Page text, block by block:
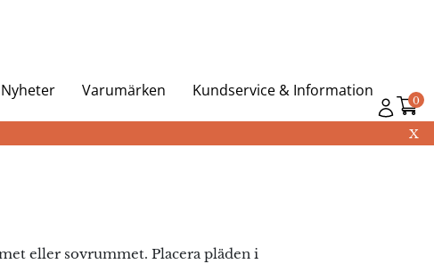
0
Nyheter Varumärken Kundservice & Information
X
eller sovrummet. Placera pläden i